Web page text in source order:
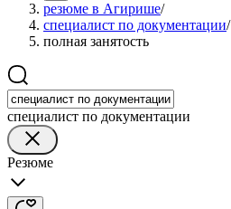
резюме в Агирише/
специалист по документации/
полная занятость
специалист по документации
Резюме